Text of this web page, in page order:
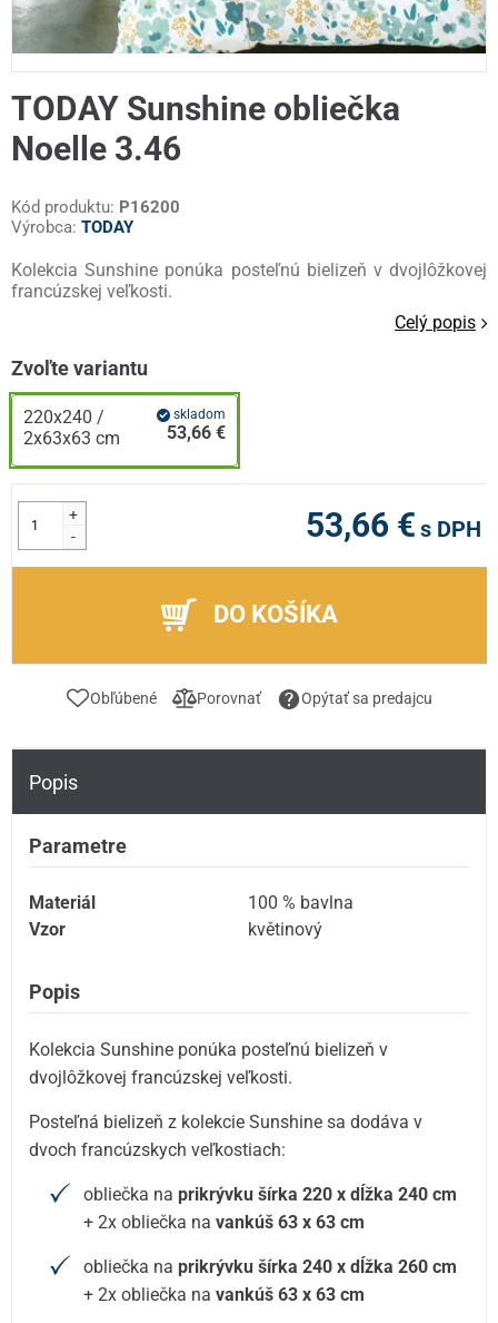
TODAY Sunshine obliečka
Noelle 3.46
Kód produktu: P16200
Výrobca: TODAY
Kolekcia Sunshine ponúka posteľnú bielizeň v dvojlôžkovej
francúzskej veľkosti.
Celý popis
Zvoľte variantu
220x240 /
2x63x63 cm
skladom
53,66 €
+
-
53,66 € s DPH
DO KOŠÍKA
Obľúbené Porovnať Opýtať sa predajcu
Popis
Parametre
Materiál
100 % bavlna
Vzor
květinový
Popis
Kolekcia Sunshine ponúka posteľnú bielizeň v
dvojlôžkovej francúzskej veľkosti.
Posteľná bielizeň z kolekcie Sunshine sa dodáva v
dvoch francúzskych veľkostiach:
obliečka naprikrývku šírka 220 x dĺžka 240 cm
+ 2x obliečka navankúš 63 x 63 cm
obliečka naprikrývku šírka 240 x dĺžka 260 cm
+ 2x obliečka navankúš 63 x 63 cm